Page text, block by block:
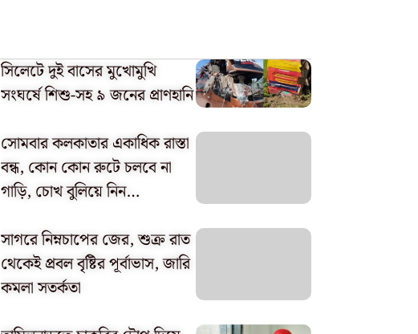
সিলেটে দুই বাসের মুখোমুখি
সংঘর্ষে শিশু-সহ ৯ জনের প্রাণহানি
সোমবার কলকাতার একাধিক রাস্তা
বন্ধ, কোন কোন রুটে চলবে না
গাড়ি, চোখ বুলিয়ে নিন…
সাগরে নিম্নচাপের জের, শুক্র রাত
থেকেই প্রবল বৃষ্টির পূর্বাভাস, জারি
কমলা সতর্কতা